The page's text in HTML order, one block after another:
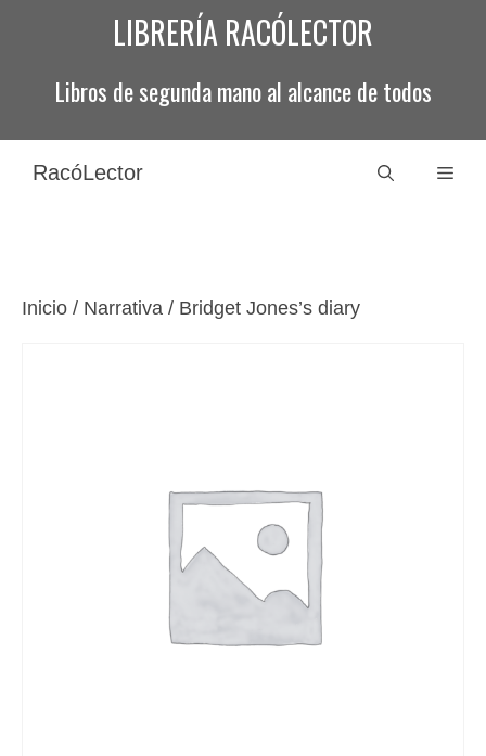
LIBRERÍA RACÓLECTOR
Libros de segunda mano al alcance de todos
RacóLector
Inicio / Narrativa / Bridget Jones’s diary